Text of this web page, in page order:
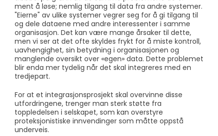
ment å løse; nemlig tilgang til data fra andre systemer.
"Eierne" av ulike systemer vegrer seg for å gi tilgang til
og dele dataene med andre interessenter i samme
organisasjon. Det kan være mange årsaker til dette,
men vi ser at det ofte skyldes frykt for å miste kontroll,
uavhengighet, sin betydning i organisasjonen og
manglende oversikt over «egen» data. Dette problemet
blir enda mer tydelig når det skal integreres med en
tredjepart.
For at et integrasjonsprosjekt skal overvinne disse
utfordringene, trenger man sterk støtte fra
toppledelsen i selskapet, som kan overstyre
proteksjonistiske innvendinger som måtte oppstå
underveis.